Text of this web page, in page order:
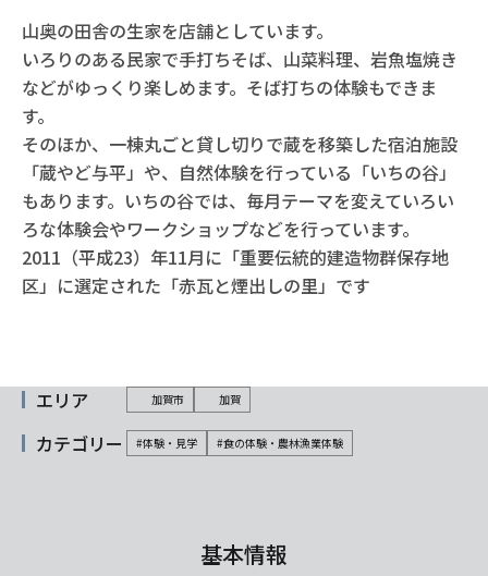
山奥の田舎の生家を店舗としています。
いろりのある民家で手打ちそば、山菜料理、岩魚塩焼き
などがゆっくり楽しめます。そば打ちの体験もできま
す。
そのほか、一棟丸ごと貸し切りで蔵を移築した宿泊施設
「蔵やど与平」や、自然体験を行っている「いちの谷」
もあります。いちの谷では、毎月テーマを変えていろい
ろな体験会やワークショップなどを行っています。
2011（平成23）年11月に「重要伝統的建造物群保存地
区」に選定された「赤瓦と煙出しの里」です
エリア 加賀市 加賀
カテゴリー #体験・見学 #食の体験・農林漁業体験
基本情報